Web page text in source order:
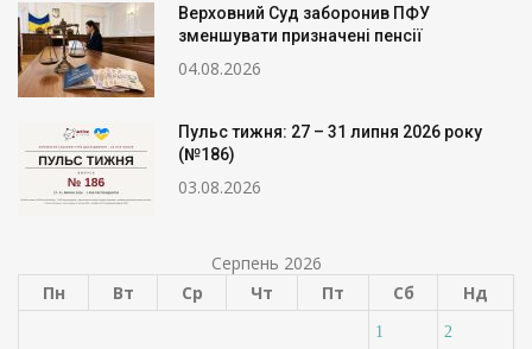
Верховний Суд заборонив ПФУ
зменшувати призначені пенсії
04.08.2026
Пульс тижня: 27 – 31 липня 2026 року
(№186)
03.08.2026
Серпень 2026
Пн
Вт Ср Чт Пт Сб Нд
1 2